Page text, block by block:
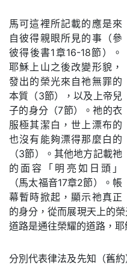
馬可這裡所記載的應是來
自彼得親眼所見的事（參
彼得後書1章16-18節）。
耶穌上山之後改變形貌，
發出的榮光來自祂無罪的
本質（3節），以及上帝兒
子的身分（7節）。祂的衣
服極其潔白，世上漂布的
也沒有能夠漂得那麼白的
（3節）。其他地方記載祂
的面容「明亮如日頭」
（馬太福音17章2節）。帳
幕暫時掀起，顯示祂真正
的身分，從而展現天上的
道路是通往榮耀的道路，
分別代表律法及先知（舊